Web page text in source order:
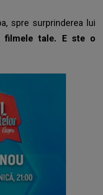
spre surprinderea lui
filmele tale. E ste o